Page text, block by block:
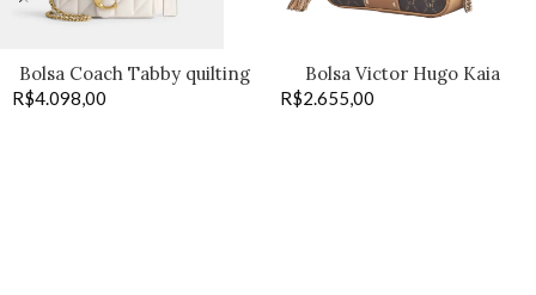
Bolsa Coach Tabby quilting
R$4.098,00
Bolsa Victor Hugo Kaia
R$2.655,00